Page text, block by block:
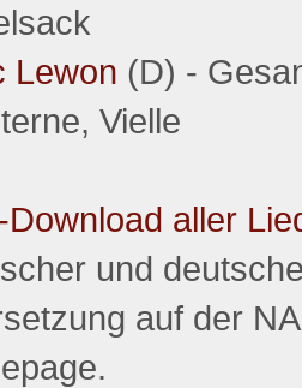
Lewon (D) -
Vielle
Download aller
und
auf der